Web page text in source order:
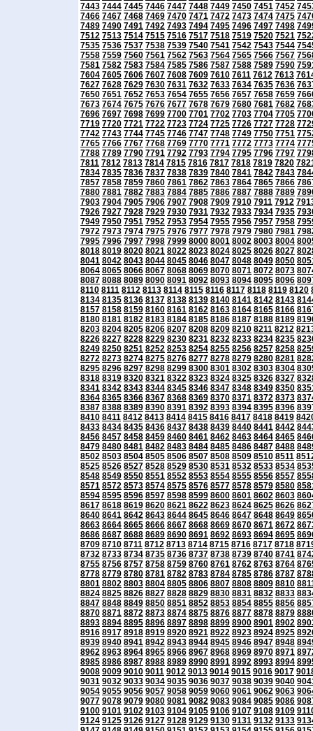
7443 7444 7445 7446 7447 7448 7449 7450 7451 7452
7466 7467 7468 7469 7470 7471 7472 7473 7474 7475
7489 7490 7491 7492 7493 7494 7495 7496 7497 7498
7512 7513 7514 7515 7516 7517 7518 7519 7520 7521
7535 7536 7537 7538 7539 7540 7541 7542 7543 7544
7558 7559 7560 7561 7562 7563 7564 7565 7566 7567
7581 7582 7583 7584 7585 7586 7587 7588 7589 7590
7604 7605 7606 7607 7608 7609 7610 7611 7612 7613
7627 7628 7629 7630 7631 7632 7633 7634 7635 7636
7650 7651 7652 7653 7654 7655 7656 7657 7658 7659
7673 7674 7675 7676 7677 7678 7679 7680 7681 7682
7696 7697 7698 7699 7700 7701 7702 7703 7704 7705
7719 7720 7721 7722 7723 7724 7725 7726 7727 7728
7742 7743 7744 7745 7746 7747 7748 7749 7750 7751
7765 7766 7767 7768 7769 7770 7771 7772 7773 7774
7788 7789 7790 7791 7792 7793 7794 7795 7796 7797
7811 7812 7813 7814 7815 7816 7817 7818 7819 7820
7834 7835 7836 7837 7838 7839 7840 7841 7842 7843
7857 7858 7859 7860 7861 7862 7863 7864 7865 7866
7880 7881 7882 7883 7884 7885 7886 7887 7888 7889
7903 7904 7905 7906 7907 7908 7909 7910 7911 7912
7926 7927 7928 7929 7930 7931 7932 7933 7934 7935
7949 7950 7951 7952 7953 7954 7955 7956 7957 7958
7972 7973 7974 7975 7976 7977 7978 7979 7980 7981
7995 7996 7997 7998 7999 8000 8001 8002 8003 8004
8018 8019 8020 8021 8022 8023 8024 8025 8026 8027
8041 8042 8043 8044 8045 8046 8047 8048 8049 8050
8064 8065 8066 8067 8068 8069 8070 8071 8072 8073
8087 8088 8089 8090 8091 8092 8093 8094 8095 8096
8110 8111 8112 8113 8114 8115 8116 8117 8118 8119 8120
8134 8135 8136 8137 8138 8139 8140 8141 8142 8143
8157 8158 8159 8160 8161 8162 8163 8164 8165 8166
8180 8181 8182 8183 8184 8185 8186 8187 8188 8189
8203 8204 8205 8206 8207 8208 8209 8210 8211 8212
8226 8227 8228 8229 8230 8231 8232 8233 8234 8235
8249 8250 8251 8252 8253 8254 8255 8256 8257 8258
8272 8273 8274 8275 8276 8277 8278 8279 8280 8281
8295 8296 8297 8298 8299 8300 8301 8302 8303 8304
8318 8319 8320 8321 8322 8323 8324 8325 8326 8327
8341 8342 8343 8344 8345 8346 8347 8348 8349 8350
8364 8365 8366 8367 8368 8369 8370 8371 8372 8373
8387 8388 8389 8390 8391 8392 8393 8394 8395 8396
8410 8411 8412 8413 8414 8415 8416 8417 8418 8419
8433 8434 8435 8436 8437 8438 8439 8440 8441 8442
8456 8457 8458 8459 8460 8461 8462 8463 8464 8465
8479 8480 8481 8482 8483 8484 8485 8486 8487 8488
8502 8503 8504 8505 8506 8507 8508 8509 8510 8511
8525 8526 8527 8528 8529 8530 8531 8532 8533 8534
8548 8549 8550 8551 8552 8553 8554 8555 8556 8557
8571 8572 8573 8574 8575 8576 8577 8578 8579 8580
8594 8595 8596 8597 8598 8599 8600 8601 8602 8603
8617 8618 8619 8620 8621 8622 8623 8624 8625 8626
8640 8641 8642 8643 8644 8645 8646 8647 8648 8649
8663 8664 8665 8666 8667 8668 8669 8670 8671 8672
8686 8687 8688 8689 8690 8691 8692 8693 8694 8695
8709 8710 8711 8712 8713 8714 8715 8716 8717 8718
8732 8733 8734 8735 8736 8737 8738 8739 8740 8741
8755 8756 8757 8758 8759 8760 8761 8762 8763 8764
8778 8779 8780 8781 8782 8783 8784 8785 8786 8787
8801 8802 8803 8804 8805 8806 8807 8808 8809 8810
8824 8825 8826 8827 8828 8829 8830 8831 8832 8833
8847 8848 8849 8850 8851 8852 8853 8854 8855 8856
8870 8871 8872 8873 8874 8875 8876 8877 8878 8879
8893 8894 8895 8896 8897 8898 8899 8900 8901 8902
8916 8917 8918 8919 8920 8921 8922 8923 8924 8925
8939 8940 8941 8942 8943 8944 8945 8946 8947 8948
8962 8963 8964 8965 8966 8967 8968 8969 8970 8971
8985 8986 8987 8988 8989 8990 8991 8992 8993 8994
9008 9009 9010 9011 9012 9013 9014 9015 9016 9017
9031 9032 9033 9034 9035 9036 9037 9038 9039 9040
9054 9055 9056 9057 9058 9059 9060 9061 9062 9063
9077 9078 9079 9080 9081 9082 9083 9084 9085 9086
9100 9101 9102 9103 9104 9105 9106 9107 9108 9109
9124 9125 9126 9127 9128 9129 9130 9131 9132 9133